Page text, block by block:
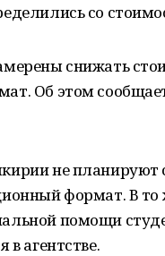
со
снижать
Об этом
не планируют
формат. В
помощи
в агентстве.